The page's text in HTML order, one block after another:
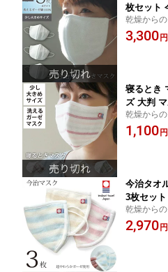
枚セット
すみ 洗っ
洗える 【
乾燥から
にこだわ
治 国産 マ
3,300円
寝るとき
ズ 大判
スク 公式
エコなマ
乾燥から
にこだわ
治 国産 マ
1,100円
今治タオ
3枚セッ
やすみ 】
らかマス
乾燥から
こだわっ
国産 マス
2,970円